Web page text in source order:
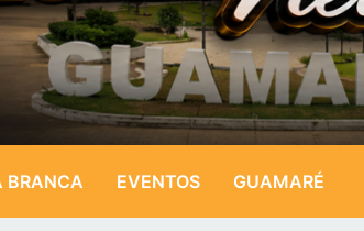
BRANCA EVENTOS GUAMARÉ